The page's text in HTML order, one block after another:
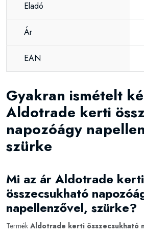
Eladó
Ár
EAN
Gyakran ismételt
Aldotrade kerti
napozóágy
szürke
Mi az ár Aldotrade kerti
összecsukható
napellenzővel, szürke?
Termék Aldotrade kerti összecsukható